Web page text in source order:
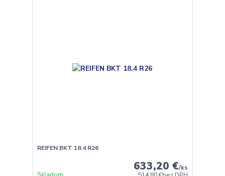
REIFEN BKT 18.4 R26
633,20 €/ks